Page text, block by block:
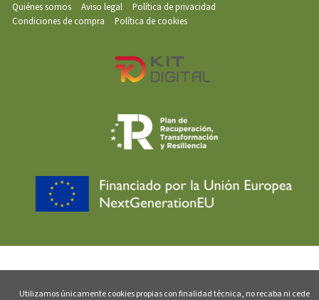
Quiénes somos Aviso legal
Política de privacidad
Condiciones de compra
Política de cookies
Utilizamos únicamente cookies propias con finalidad técnica, no recaba ni cede